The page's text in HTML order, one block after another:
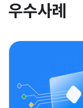
우수사례